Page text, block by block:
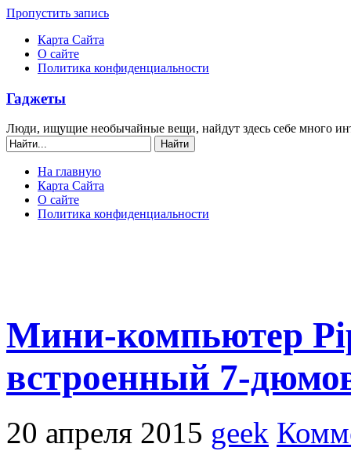
Пропустить запись
Карта Сайта
О сайте
Политика конфиденциальности
Гаджеты
Люди, ищущие необычайные вещи, найдут здесь себе много
На главную
Карта Сайта
О сайте
Политика конфиденциальности
Мини-компьютер
встроенный 7-
20 апреля 2015 geek